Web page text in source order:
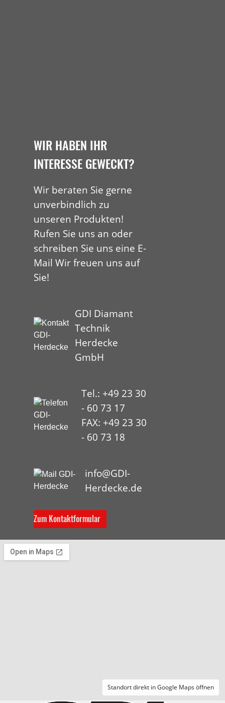
WIR HABEN IHR
INTERESSE GEWECKT?
Wir beraten Sie gerne
unverbindlich zu
unseren Produkten!
Rufen Sie uns an oder
schreiben Sie uns eine E-
Mail Wir freuen uns auf
Sie!
GDI Diamant
Technik
Herdecke
GmbH
Tel.: +49 23 30
- 60 73 17
FAX: +49 23 30
- 60 73 18
info@GDI-
Herdecke.de
Zum Kontaktformular
Standort direkt in Google Maps öffnen